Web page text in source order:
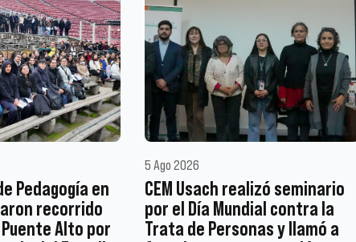
Pedagogía en
recorrido
Alto por
5 Ago 2026
CEM Usach realizó seminario
por el Día Mundial contra la
Trata de Personas y llamó a